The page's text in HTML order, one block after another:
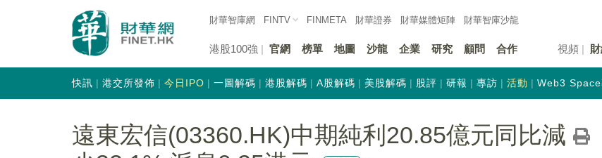
財華智庫網 FINTV FINMETA 財華證券 財華媒體矩陣 財華智庫沙龍
港股100強 官網 榜單 地圖 沙龍 企業 研究 顧問 合作 視頻
快訊 港交所發佈 今日IPO 一圖解碼 港股解碼 A股解碼 美股解碼 股評 研報 專訪 活動 Web3 Space
遠東宏信(03360.HK)中期純利20.85億元同比減